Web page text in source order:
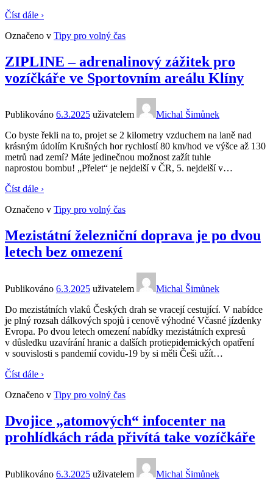
Číst dále ›
Označeno v Tipy pro volný čas
ZIPLINE – adrenalinový zážitek pro
vozíčkáře ve Sportovním areálu Klíny
Publikováno 6.3.2025 uživatelem
Michal Šimůnek
Co byste řekli na to, projet se 2 kilometry vzduchem na laně nad
krásným údolím Krušných hor rychlostí 80 km/hod ve výšce až 130
metrů nad zemí? Máte jedinečnou možnost zažít tuhle
naprostou bombu! „Přelet“ je nejdelší v ČR, 5. nejdelší v…
Číst dále ›
Označeno v Tipy pro volný čas
Mezistátní železniční doprava je po dvou
letech bez omezení
Publikováno 6.3.2025 uživatelem
Michal Šimůnek
Do mezistátních vlaků Českých drah se vracejí cestující. V nabídce
je plný rozsah dálkových spojů i cenově výhodné Včasné jízdenky
Evropa. Po dvou letech omezení nabídky mezistátních expresů
v důsledku uzavírání hranic a dalších protiepidemických opatření
v souvislosti s pandemií covidu-19 by si měli Češi užít…
Číst dále ›
Označeno v Tipy pro volný čas
Dvojice „atomových“ infocenter na
prohlídkách ráda přivítá take vozíčkáře
Publikováno 6.3.2025 uživatelem
Michal Šimůnek